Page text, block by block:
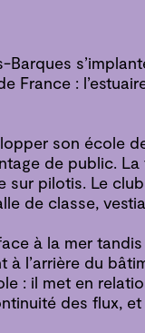
France :
son école
de public.
sur pilotis. Le
de classe,
à la mer
l’arrière du
: il met en
des flux,